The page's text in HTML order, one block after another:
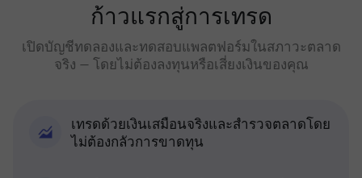
ก้าวแรกสู่การเทรด
เปิดบัญชีทดลองและทดสอบแพลตฟอร์มในสภาวะตลาด
จริง — โดยไม่ต้องลงทุนหรือเสี่ยงเงินของคุณ
เทรดด้วยเงินเสมือนจริงและสำรวจตลาดโดย
ไม่ต้องกลัวการขาดทุน